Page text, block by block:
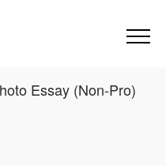
Essay (Non-Pro)